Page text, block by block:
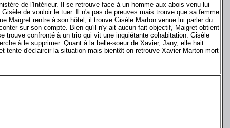
de l'Intérieur. Il se retrouve face à un homme aux abois venu lui
de vouloir le tuer. Il n'a pas de preuves mais trouve que sa femme
Maigret rentre à son hôtel, il trouve Gisèle Marton venue lui parler du
sur son compte. Bien qu'il n'y ait aucun fait objectif, Maigret obtient
trouve confronté à un trio qui vit une inquiétante cohabitation. Gisèle
à le supprimer. Quant à la belle-soeur de Xavier, Jany, elle hait
tente d'éclaircir la situation mais bientôt on retrouve Xavier Marton mort